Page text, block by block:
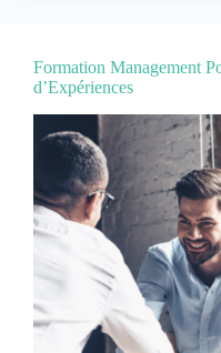
Formation Management
d’Expériences